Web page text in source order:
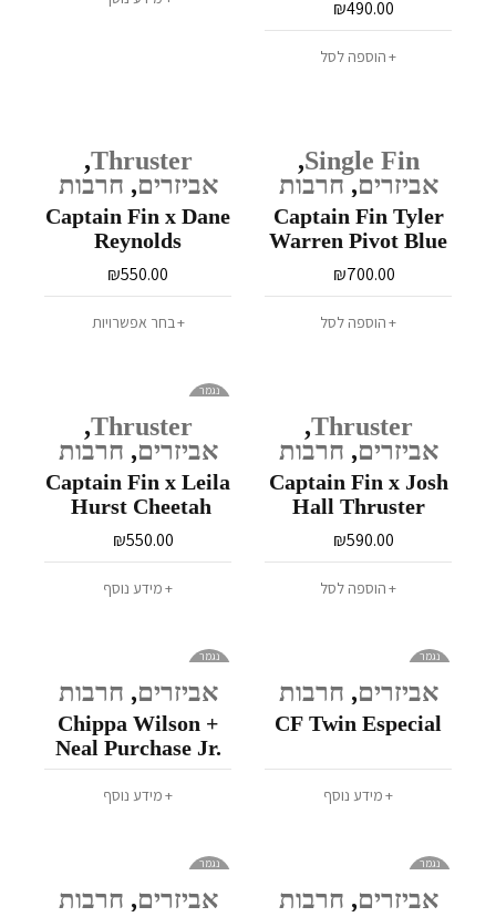
₪490.00
הוספה לסל
Single Fin
,
אביזרים,חרבות
Captain Fin Tyler
Warren Pivot Blue
10.25
₪700.00
הוספה לסל
Thruster
,
אביזרים, חרבות
Captain Fin x Dane
Reynolds
₪550.00
בחר אפשרויות
Thruster
,
אביזרים, חרבות
Captain Fin x Josh
Hall Thruster
₪590.00
הוספה לסל
נגמר
Thruster
,
אביזרים, חרבות
Captain Fin x Leila
Hurst Cheetah
₪550.00
מידע נוסף
נגמר
אביזרים, חרבות
CF Twin Especial
מידע נוסף
נגמר
אביזרים, חרבות
Chippa Wilson +
Neal Purchase Jr.
Twin + Trailer
מידע נוסף
נגמר
אביזרים, חרבות
נגמר
אביזרים, חרבות